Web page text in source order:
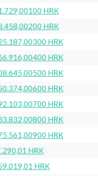
HRK
HRK
HRK
HRK
HRK
HRK
HRK
HRK
HRK
HRK
HRK